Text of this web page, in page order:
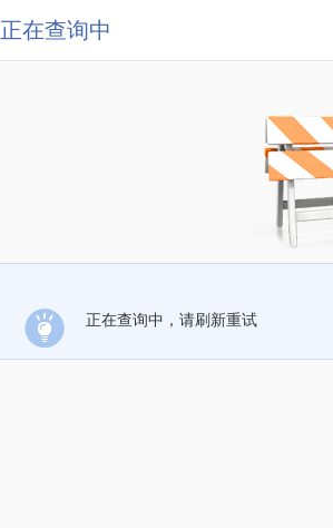
正在查询中
正在查询中，请刷新重试